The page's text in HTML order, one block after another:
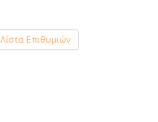
Λίστα Επιθυμιών